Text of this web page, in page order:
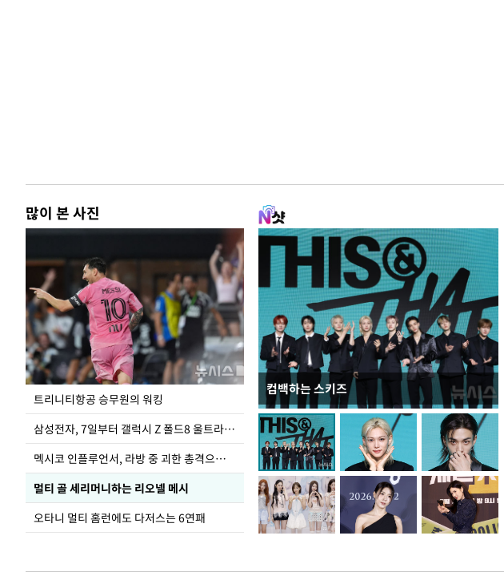
많이 본 사진
트리니티항공 승무원의 워킹
삼성전자, 7일부터 갤럭시 Z 폴드8 울트라·폴드8·플립8 출시
멕시코 인플루언서, 라방 중 괴한 총격으로 사망
멀티 골 세리머니하는 리오넬 메시
오타니 멀티 홈런에도 다저스는 6연패
컴백하는 스키즈
입추 하루 앞둔 전남광주… 열화상 카메라에 담긴
폭염